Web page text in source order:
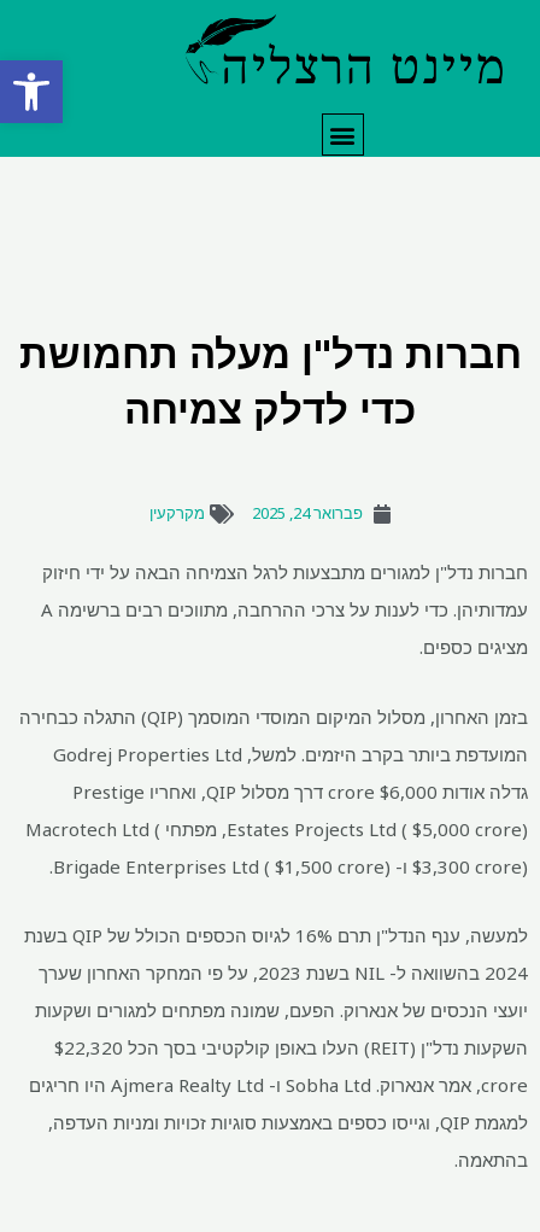
פתח
תפריט
חברות נדל"ן מעלה תחמושת
כדי לדלק צמיחה
פברואר 24, 2025 מקרקעין
חברות נדל"ן למגורים מתבצעות לרגל הצמיחה הבאה על ידי חיזוק
עמדותיהן. כדי לענות על צרכי ההרחבה, מתווכים רבים ברשימה A
מציגים כספים.
בזמן האחרון, מסלול המיקום המוסדי המוסמך (QIP) התגלה כבחירה
המועדפת ביותר בקרב היזמים. למשל, Godrej Properties Ltd
גדלה אודות
$
6,000 crore דרך מסלול QIP, ואחריו Prestige
Estates Projects Ltd ( $5,000 crore), מפתחי Macrotech Ltd (
$3,300 crore) ו- Brigade Enterprises Ltd ( $1,500 crore).
למעשה, ענף הנדל"ן תרם 16% לגיוס הכספים הכולל של QIP בשנת
2024 בהשוואה ל- NIL בשנת 2023, על פי המחקר האחרון שערך
יועצי הנכסים של אנארוק. הפעם, שמונה מפתחים למגורים ושקעות
השקעות נדל"ן (REIT) העלו באופן קולקטיבי בסך הכל
$22,320
crore, אמר אנארוק. Sobha Ltd ו- Ajmera Realty Ltd היו חריגים
למגמת QIP, וגייסו כספים באמצעות סוגיות זכויות ומניות העדפה,
בהתאמה.